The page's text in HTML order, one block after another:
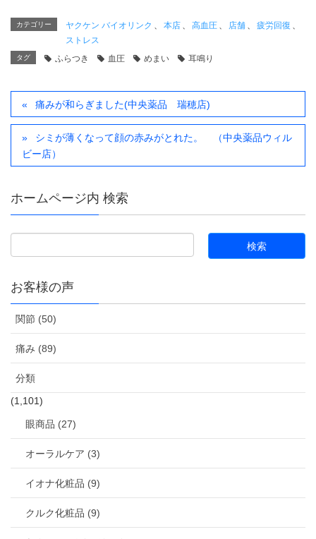
カテゴリー ヤクケン バイオリンク 、 本店 、 高血圧 、 店舗 、 疲労回復 、
ストレス
タグ ふらつき 血圧 めまい 耳鳴り
痛みが和らぎました(中央薬品 瑞穂店)
シミが薄くなって顔の赤みがとれた。 （中央薬品ウィル
ビー店）
ホームページ内 検索
お客様の声
関節 (50)
痛み (89)
分類
(1,101)
眼商品 (27)
オーラルケア (3)
イオナ化粧品 (9)
クルク化粧品 (9)